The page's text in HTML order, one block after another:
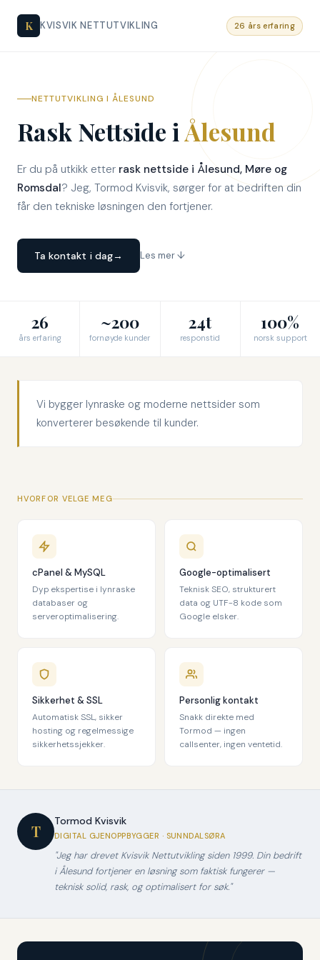
K KVISVIK NETTUTVIKLING 26 års erfaring
NETTUTVIKLING I ÅLESUND
Rask Nettside i Ålesund
Er du på utkikk etter rask nettside i Ålesund, Møre og
Romsdal? Jeg, Tormod Kvisvik, sørger for at bedriften din
får den tekniske løsningen den fortjener.
Ta kontakt i dag→ Les mer ↓
26
års erfaring
~200
fornøyde kunder
24t
responstid
100%
norsk support
Vi bygger lynraske og moderne nettsider som
konverterer besøkende til kunder.
HVORFOR VELGE MEG
cPanel & MySQL
Dyp ekspertise i lynraske
databaser og
serveroptimalisering.
Google-optimalisert
Teknisk SEO, strukturert
data og UTF-8 kode som
Google elsker.
Sikkerhet & SSL
Automatisk SSL, sikker
hosting og regelmessige
sikkerhetssjekker.
Personlig kontakt
Snakk direkte med
Tormod — ingen
callsenter, ingen ventetid.
T
Tormod Kvisvik
DIGITAL GJENOPPBYGGER · SUNNDALSØRA
"Jeg har drevet Kvisvik Nettutvikling siden 1999. Din bedrift
i Ålesund fortjener en løsning som faktisk fungerer —
teknisk solid, rask, og optimalisert for søk."